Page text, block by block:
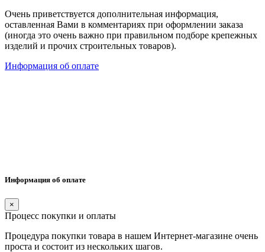
Очень приветствуется дополнительная информация,
оставленная Вами в комментариях при оформлении заказа
(иногда это очень важно при правильном подборе крепежных
изделий и прочих строительных товаров).
Информация об оплате
Информация об оплате
×
Процесс покупки и оплаты
Процедура покупки товара в нашем Интернет-магазине очень
проста и состоит из нескольких шагов.